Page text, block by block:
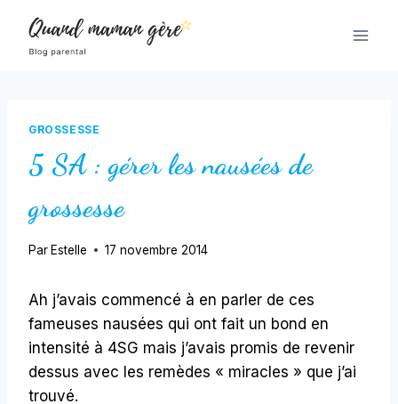
contenu
GROSSESSE
5 SA : gérer les nausées de
grossesse
ParEstelle 17 novembre 2014
Ah j’avais commencé à en parler de ces
fameuses nausées qui ont fait un bond en
intensité à 4SG mais j’avais promis de revenir
dessus avec les remèdes « miracles » que j’ai
trouvé.